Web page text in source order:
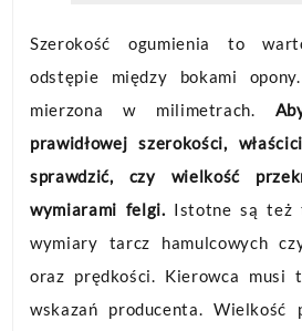
Szerokość ogumienia to
odstępie między bokami
mierzona w milimetrach.
prawidłowej szerokości,
sprawdzić, czy wielkość
wymiarami felgi. Istotne są też
wymiary tarcz hamulcowych
oraz prędkości. Kierowca musi
wskazań producenta. Wielkość